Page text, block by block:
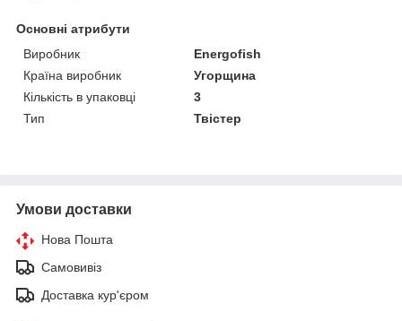
Основні атрибути
Виробник
Energofish
Країна виробник
Угорщина
Кількість в упаковці
3
Тип
Твістер
Умови доставки
Нова Пошта
Самовивіз
Доставка кур'єром